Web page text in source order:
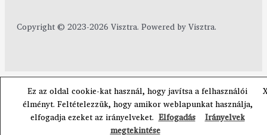
Copyright © 2023-2026 Visztra. Powered by Visztra.
Ez az oldal cookie-kat használ, hogy javítsa a felhasználói
élményt. Feltételezzük, hogy amikor weblapunkat használja,
elfogadja ezeket az irányelveket. Elfogadás
Irányelvek
megtekintése